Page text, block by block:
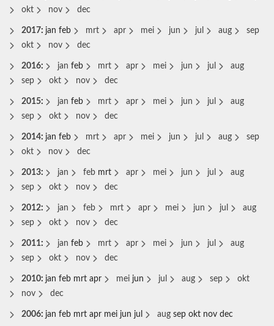
okt
nov dec
2017: jan feb mrt apr mei jun jul aug
sep
okt
nov dec
2016: jan feb mrt apr mei jun jul
aug
sep
okt nov dec
2015: jan feb mrt apr mei jun jul
aug
sep
okt nov dec
2014: jan feb mrt apr mei jun jul aug
sep
okt
nov dec
2013: jan feb mrt apr mei jun jul
aug
sep
okt nov dec
2012: jan feb mrt apr mei jun jul
aug
sep
okt nov dec
2011: jan feb mrt apr mei jun jul
aug
sep
okt nov dec
2010: jan feb mrt apr mei jun jul aug sep
okt
nov
dec
2006: jan feb mrt apr mei jun jul aug sep okt nov dec